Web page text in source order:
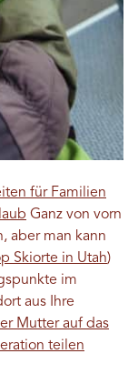
für Familien
Ganz von vorn
aber man kann
Skiorte in Utah)
im
aus Ihre
Mutter auf das
teilen